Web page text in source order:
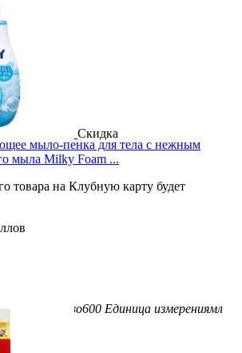
Скидка
мыло-пенка для тела с нежным
мыла Milky Foam ...
товара на Клубную карту будет
Объем/Кол-во600 Единица измерениямл